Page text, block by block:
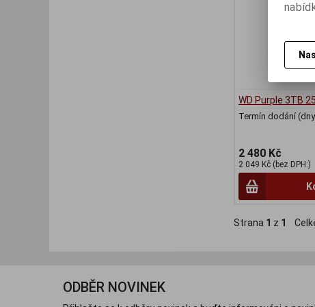
WD Purple 3TB
Termín dodání
2 480 Kč
2 049 Kč (bez DPH:)
Strana 1 z 1
ODBĚR NOVINEK